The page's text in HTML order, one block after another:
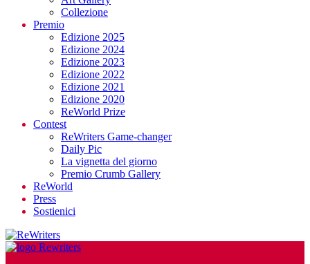
Collezione
Premio
Edizione 2025
Edizione 2024
Edizione 2023
Edizione 2022
Edizione 2021
Edizione 2020
ReWorld Prize
Contest
ReWriters Game-changer
Daily Pic
La vignetta del giorno
Premio Crumb Gallery
ReWorld
Press
Sostienici